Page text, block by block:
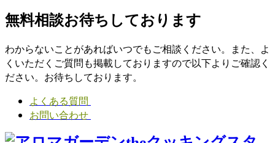
無料相談お待ちしております
わからないことがあればいつでもご相談ください。また、よ
くいただくご質問も掲載しておりますので以下よりご確認く
ださい。お待ちしております。
よくある質問
お問い合わせ